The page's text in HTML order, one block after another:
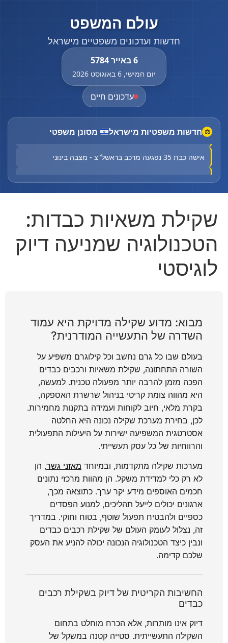
6 באייר 5784
יום חמישי, 6 באוגוסט 2026
עולם המשפט
חדשות ועדכונים משפטיים מישראל
עדכונים חיים
⚖ חדשות משפטיות מישראל מסונן משפטי
תושב טירה נורה למוות ברכבו: המשטרה פתחה בחקירה
אישה כבת 35 נפגעה מרכב בראשל"צ - מצבה בינוני
חשד לרצח: בן 20 נורה למוות במוקייבלה
Court halts Knesset Finance C'ttee transfers
Finance C'ttee doles out money to haredim,
settlements
תושב טירה נורה למוות ברכבו: המשטרה פתחה בחקירה
חשד לרצח: בן 20 נורה למוות במוקייבלה
Finance C'ttee doles out money to haredim,
settlements
שקילת משאיות כבדות:
הטכנולוגיה שמניעה דיוק
לוגיסטי
מבוא: מדוע שקילה מדויקת היא עמוד
השדרה של התעשייה המודרנית?
בעולם שבו כל גרם נחשב וכל קילוגרם משפיע על
השורה התחתונה, שקילת משאיות ורכבים כבדים
הפכה מזמן להרבה יותר מפעולה טכנית. למעשה,
היא מהווה צומת קריטי בניהול שרשרת האספקה,
בקרת מלאי, חיוב לקוחות ועמידה בתקנות מחמירות.
לכן, בחירת מערכת שקילה נכונה היא החלטה
אסטרטגית המשפיעה ישירות על היעילות התפעולית
והרווחיות של כל עסק תעשייתי.
מערכות שקילה מתקדמות, ובמיוחד מאזני גשר, הן
לא רק כלי למדידת משקל. הן מהוות מרכזי נתונים
חכמים האוספים מידע יקר ערך. כתוצאה מכך,
ארגונים יכולים לייעל תהליכים, למנוע הפסדים
כספיים ולהבטיח תפעול שוטף, בטוח וחוקי. במדריך
זה, נצלול לעומק העולם של שקילת רכבים כבדים
ונבין כיצד הטכנולוגיה הנכונה יכולה להניע את העסק
שלכם קדימה.
החשיבות הקריטית של דיוק בשקילת רכבים
כבדים
דיוק אינו מותרות, אלא הכרח מוחלט בתחום
השקילה התעשייתית. סטייה קטנה במשקל של